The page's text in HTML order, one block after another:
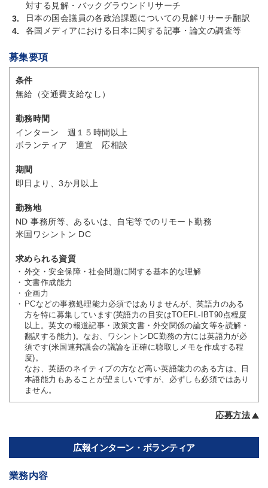
応募方法
対する見解・バックグラウンドリサーチ
3.
日本の国会議員の各政治課題についての見解リサーチ翻訳
4.
各国メディアにおける日本に関する記事・論文の調査等
募集要項
条件
無給（交通費支給なし）
勤務時間
インターン 週１５時間以上
ボランティア 適宜 応相談
期間
即日より、3か月以上
勤務地
ND 事務所等、あるいは、自宅等でのリモート勤務
米国ワシントン DC
求められる資質
外交・安全保障・社会問題に関する基本的な理解
文書作成能力
企画力
PCなどの事務処理能力必須ではありませんが、英語力のある
方を特に募集しています(英語力の目安はTOEFL-IBT90点程度
以上。英文の報道記事・政策文書・外交関係の論文等を読解・
翻訳する能力)。なお、ワシントンDC勤務の方には英語力が必
須です(米国連邦議会の議論を正確に聴取しメモを作成する程
度)。
なお、英語のネイティブの方など高い英語能力のある方は、日
本語能力もあることが望ましいですが、必ずしも必須ではあり
ません。
広報インターン・ボランティア
業務内容